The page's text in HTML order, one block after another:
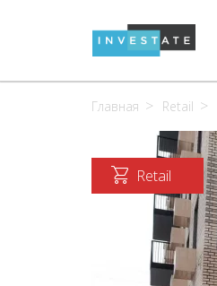
Главная Retail
Retail